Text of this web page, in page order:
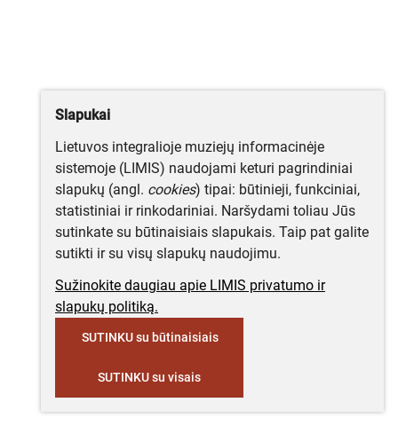
Slapukai
Lietuvos integralioje muziejų informacinėje
sistemoje (LIMIS) naudojami keturi pagrindiniai
slapukų (angl. cookies) tipai: būtinieji, funkciniai,
statistiniai ir rinkodariniai. Naršydami toliau Jūs
sutinkate su būtinaisiais slapukais. Taip pat galite
sutikti ir su visų slapukų naudojimu.
Sužinokite daugiau apie LIMIS privatumo ir
slapukų politiką.
SUTINKU su būtinaisiais
SUTINKU su visais